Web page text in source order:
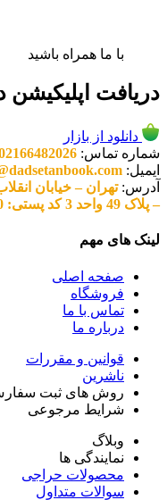
با ما همراه باشید
دریافت اپلیکیشن
دانلود از بازار
شماره تماس:
ایمیل:
آدرس:تهران – خیابان
– پلاک 49 واحد 3 کد پستی: 1315686310
لینک های مهم
صفحه اصلی
فروشگاه
تماس با ما
درباره ما
قوانین و مقررات
ناشرین
روش های ثبت
شرایط مرجوعی
وبلاگ
نمایندگی ها
محصولات حراجی
سوالات متداول